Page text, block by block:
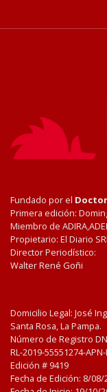
Fundado por el
Primera edición:
Miembro de
Propietario: El Diario
Director Periodístico:
Walter René Goñi
Domicilio Legal: José
Santa Rosa, La Pampa.
Número de Registro
RL-2019-55551274-
Edición # 9419
Fecha de Edición: 8/08/